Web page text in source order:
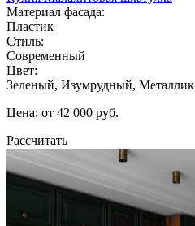
Материал фасада:
Пластик
Стиль:
Современный
Цвет:
Зеленый, Изумрудный, Металлик
Цена: от 42 000 руб.
Рассчитать